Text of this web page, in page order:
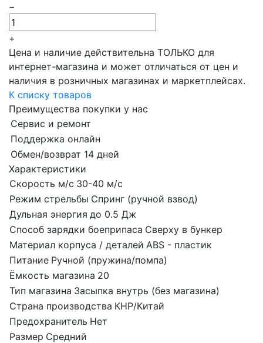
−
+
Цена и наличие действительна ТОЛЬКО для
интернет-магазина и может отличаться от цен и
наличия в розничных магазинах и маркетплейсах.
К списку товаров
Преимущества покупки у нас
Сервис и ремонт
Поддержка онлайн
Обмен/возврат 14 дней
Характеристики
Скорость м/с 30-40 м/с
Режим стрельбы Спринг (ручной взвод)
Дульная энергия до 0.5 Дж
Способ зарядки боеприпаса Сверху в бункер
Материал корпуса / деталей ABS - пластик
Питание Ручной (пружина/помпа)
Ёмкость магазина 20
Тип магазина Засыпка внутрь (без магазина)
Страна производства КНР/Китай
Предохранитель Нет
Размер Средний